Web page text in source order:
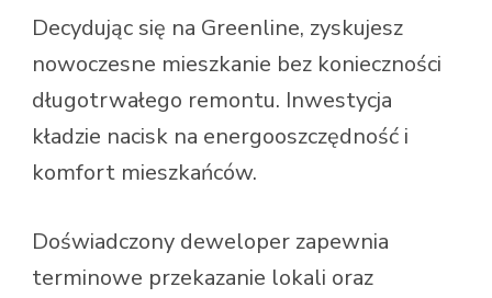
Decydując się na Greenline, zyskujesz
nowoczesne mieszkanie bez konieczności
długotrwałego remontu. Inwestycja
kładzie nacisk na energooszczędność i
komfort mieszkańców.
Doświadczony deweloper zapewnia
terminowe przekazanie lokali oraz